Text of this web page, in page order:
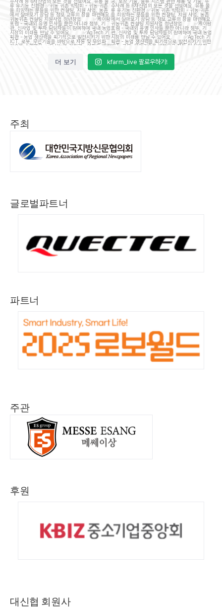
더 보기 kfarm_live 팔로우하기!
주최
글로벌파트너
파트너
주관
후원
대신협 회원사